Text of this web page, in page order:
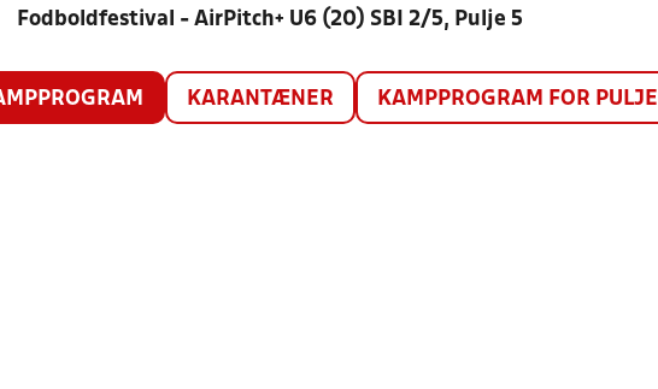
Fodboldfestival - AirPitch+ U6 (20) SBI 2/5, Pulje 5
KARANTÆNER KAMPPROGRAM FOR PULJE